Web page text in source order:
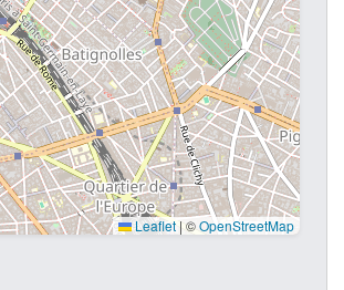
Leaflet|©OpenStreetMap